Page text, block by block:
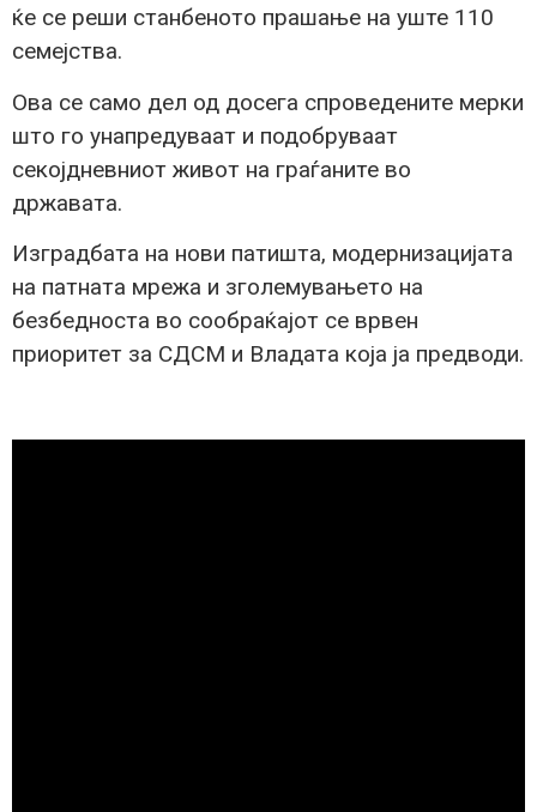
ќе се реши станбеното прашање на уште 110
семејства.
Ова се само дел од досега спроведените мерки
што го унапредуваат и подобруваат
секојдневниот живот на граѓаните во
државата.
Изградбата на нови патишта, модернизацијата
на патната мрежа и зголемувањето на
безбедноста во сообраќајот се врвен
приоритет за СДСМ и Владата која ја предводи.